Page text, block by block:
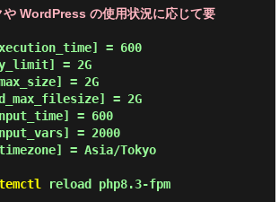
WordPress の使用状況に応じて要
= 600
= 2G
= 2G
= 2G
= 600
= 2000
= Asia/Tokyo
reload php8.3-fpm